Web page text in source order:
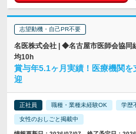
志望動機・自己PR不要
名医株式会社 | ◆名古屋市医師会協
均10h
賞与年5.1ヶ月実績！医療機関
迎
正社員 職種・業種未経験OK 学歴
女性のおしごと掲載中